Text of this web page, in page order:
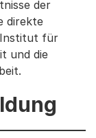
der
direkte
Institut für
und die